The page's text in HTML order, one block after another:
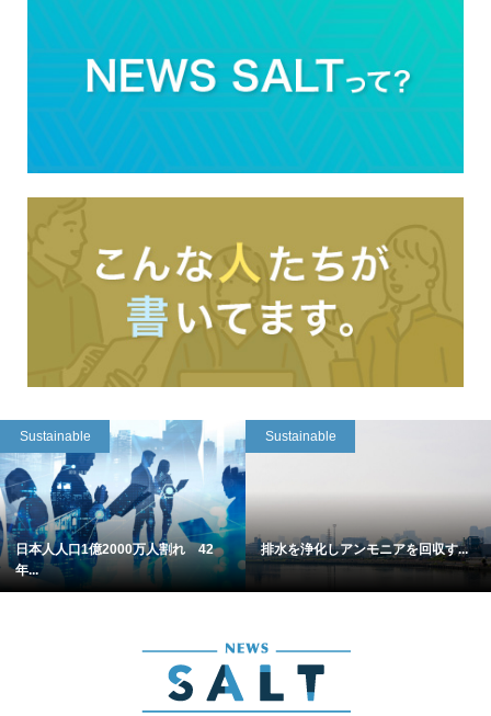
Sustainable
日本人人口1億2000万人割れ 42
年...
Sustainable
排水を浄化しアンモニアを回収す...